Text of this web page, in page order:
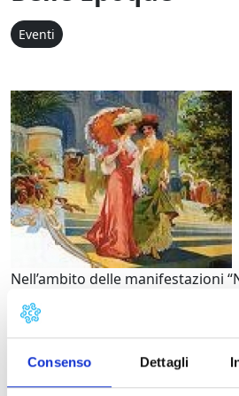
Consenso Dettagli
Eventi
Nell’ambito delle manifestazioni
Epoque” organizzate per l’estate
musicale “Belle Epoque”,
Tempi Andati” con il soprano
Daniele Lombardo, al pianoforte
al contrabbasso Mirco Capecchi.